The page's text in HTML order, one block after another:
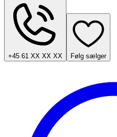
+45 61 XX XX XX Følg sælger